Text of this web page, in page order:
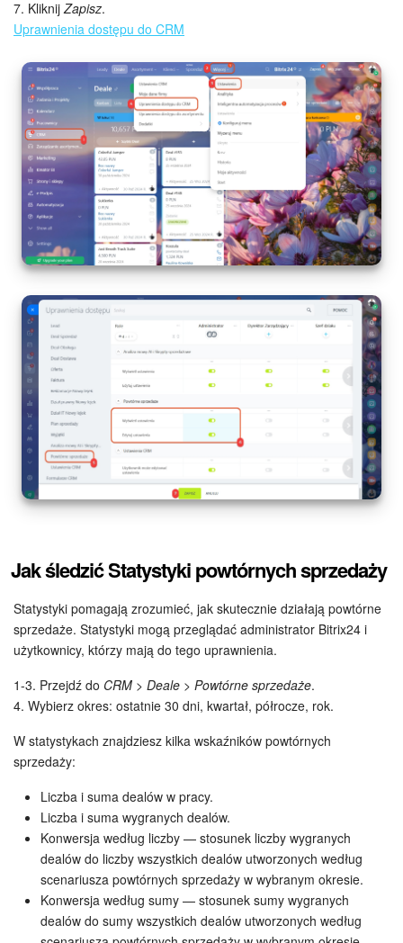
7. Kliknij Zapisz.
Uprawnienia dostępu do CRM
Jak śledzić Statystyki powtórnych sprzedaży
Statystyki pomagają zrozumieć, jak skutecznie działają powtórne
sprzedaże. Statystyki mogą przeglądać administrator Bitrix24 i
użytkownicy, którzy mają do tego uprawnienia.
1-3. Przejdź do CRM > Deale > Powtórne sprzedaże.
4. Wybierz okres: ostatnie 30 dni, kwartał, półrocze, rok.
W statystykach znajdziesz kilka wskaźników powtórnych
sprzedaży:
Liczba i suma dealów w pracy.
Liczba i suma wygranych dealów.
Konwersja według liczby — stosunek liczby wygranych
dealów do liczby wszystkich dealów utworzonych według
scenariusza powtórnych sprzedaży w wybranym okresie.
Konwersja według sumy — stosunek sumy wygranych
dealów do sumy wszystkich dealów utworzonych według